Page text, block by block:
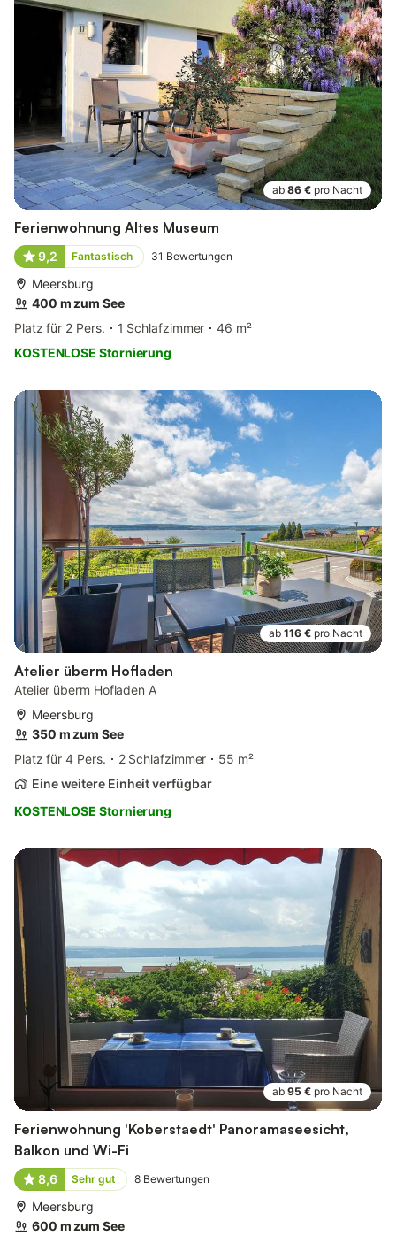
ab 86 € pro Nacht
Ferienwohnung Altes Museum
9,2 Fantastisch 31 Bewertungen
Meersburg
400 m zum See
Platz für 2 Pers.
1 Schlafzimmer
46 m²
KOSTENLOSE Stornierung
ab 116 € pro Nacht
Atelier überm Hofladen
Atelier überm Hofladen A
Meersburg
350 m zum See
Platz für 4 Pers.
2 Schlafzimmer
55 m²
Eine weitere Einheit verfügbar
KOSTENLOSE Stornierung
ab 95 € pro Nacht
Ferienwohnung 'Koberstaedt' Panoramaseesicht,
Balkon und Wi-Fi
8,6 Sehr gut 8 Bewertungen
Meersburg
600 m zum See